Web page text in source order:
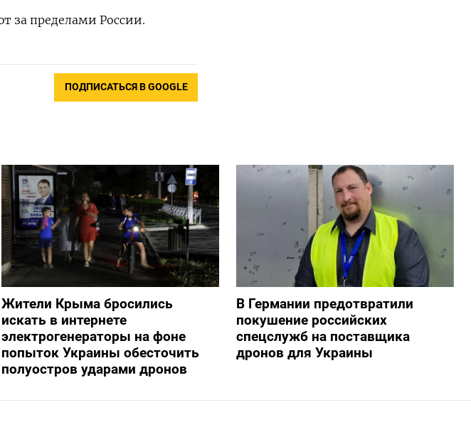
за пределами России.
ПОДПИСАТЬСЯ В GOOGLE
Жители Крыма бросились
искать в интернете
электрогенераторы на фоне
попыток Украины обесточить
полуостров ударами дронов
В Германии предотвратили
покушение российских
спецслужб на поставщика
дронов для Украины